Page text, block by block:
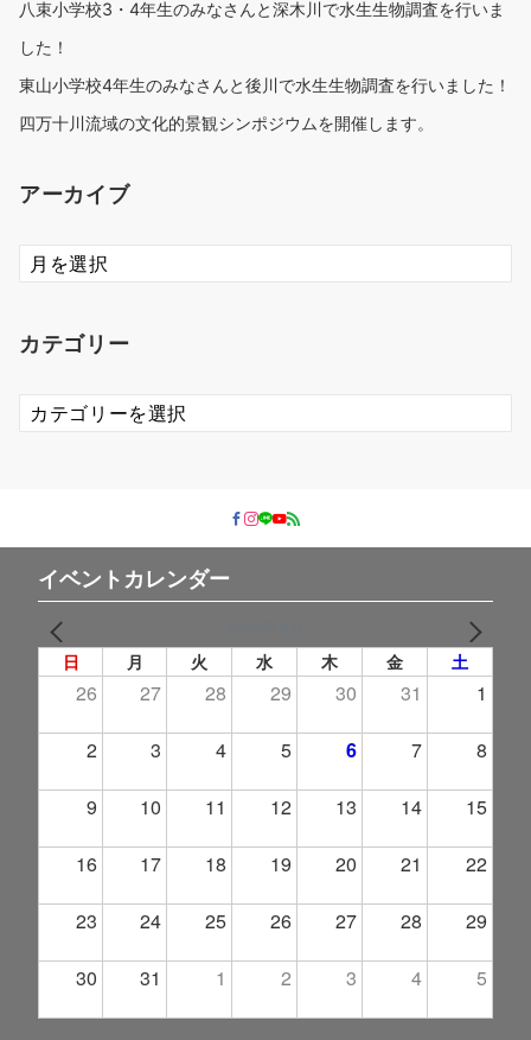
八束小学校3・4年生のみなさんと深木川で水生生物調査を行いま
した！
東山小学校4年生のみなさんと後川で水生生物調査を行いました！
四万十川流域の文化的景観シンポジウムを開催します。
アーカイブ
ア
ー
ブ
カテゴリー
カ
テ
イベントカレンダー
日 月 火 水 木 金 土
26 27 28 29 30 31 1
2 3 4 5 6 7 8
9 10 11 12 13 14 15
16 17 18 19 20 21 22
23 24 25 26 27 28 29
30 31 1 2 3 4 5